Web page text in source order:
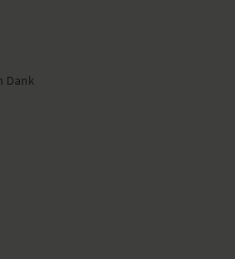
Dank